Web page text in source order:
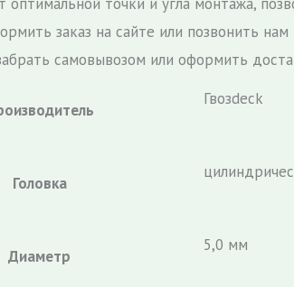
оптимальной точки и угла монтажа,
заказ на сайте или позвонить
самовывозом или оформить
Гвозdeck
Головка
Диаметр
5,0 мм